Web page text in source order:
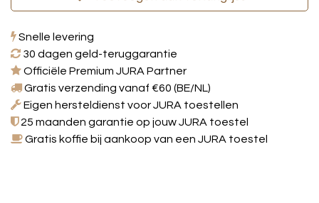
Snelle levering
30 dagen geld-teruggarantie
Officiële Premium JURA Partner
Gratis verzending vanaf €60 (BE/NL)
Eigen hersteldienst voor JURA toestellen
25 maanden garantie op jouw JURA toestel
Gratis koffie bij aankoop van een JURA toestel